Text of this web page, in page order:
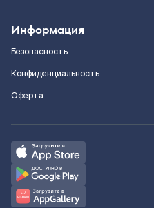
Информация
Безопасность
Конфиденциальность
Оферта